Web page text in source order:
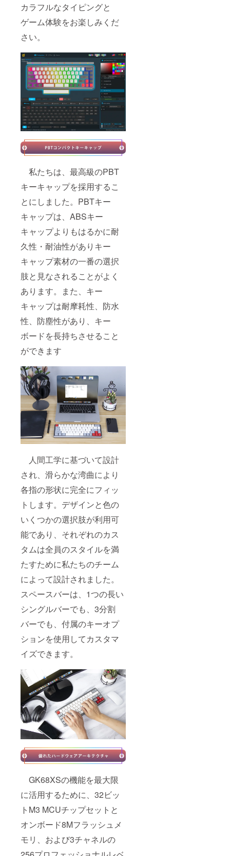
カラフルなタイピングと
ゲーム体験をお楽しみくだ
さい。
私たちは、最高級のPBT
キーキャップを採用するこ
とにしました。PBTキー
キャップは、ABSキー
キャップよりもはるかに耐
久性・耐油性がありキー
キャップ素材の一番の選択
肢と見なされることがよく
あります。また、キー
キャップは耐摩耗性、防水
性、防塵性があり、キー
ボードを長持ちさせること
ができます
人間工学に基づいて設計
され、滑らかな湾曲により
各指の形状に完全にフィッ
トします。デザインと色の
いくつかの選択肢が利用可
能であり、それぞれのカス
タムは全員のスタイルを満
たすために私たちのチーム
によって設計されました。
スペースバーは、1つの長い
シングルバーでも、3分割
バーでも、付属のキーオプ
ションを使用してカスタマ
イズできます。
GK68XSの機能を最大限
に活用するために、32ビッ
トM3 MCUチップセットと
オンボード8Mフラッシュメ
モリ、および3チャネルの